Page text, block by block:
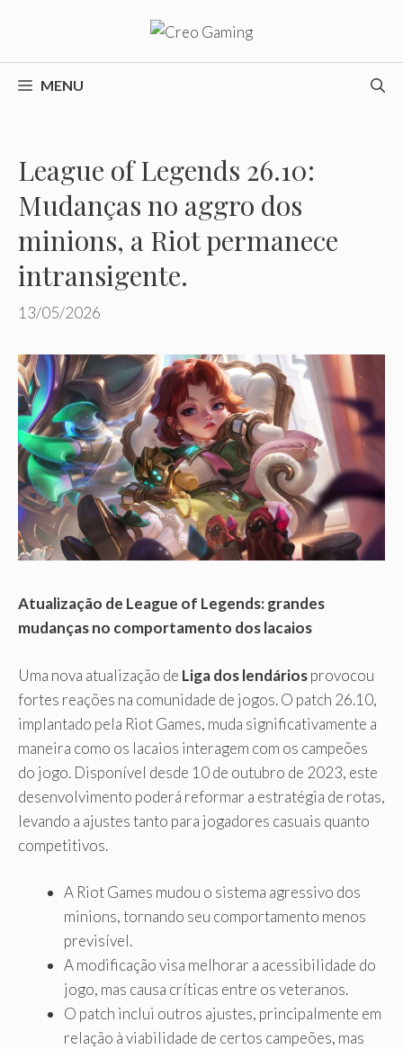
o
conteúdoMENU
League of Legends 26.10:
Mudanças no aggro dos
minions, a Riot permanece
intransigente.
13/05/2026
Atualização de League of Legends: grandes
mudanças no comportamento dos lacaios
Uma nova atualização de Liga dos lendáriosprovocou
fortes reações na comunidade de jogos. O patch 26.10,
implantado pela Riot Games, muda significativamente a
maneira como os lacaios interagem com os campeões
do jogo. Disponível desde 10 de outubro de 2023, este
desenvolvimento poderá reformar a estratégia de rotas,
levando a ajustes tanto para jogadores casuais quanto
competitivos.
A Riot Games mudou o sistema agressivo dos
minions, tornando seu comportamento menos
previsível.
A modificação visa melhorar a acessibilidade do
jogo, mas causa críticas entre os veteranos.
O patch inclui outros ajustes, principalmente em
relação à viabilidade de certos campeões, mas